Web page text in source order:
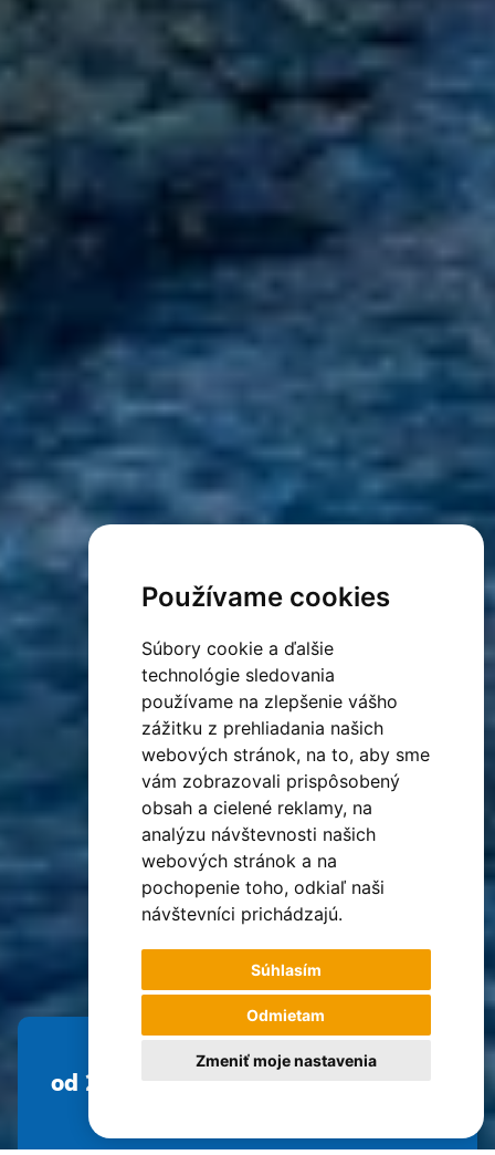
Používame cookies
Súbory cookie a ďalšie
technológie sledovania
používame na zlepšenie vášho
zážitku z prehliadania našich
webových stránok, na to, aby sme
vám zobrazovali prispôsobený
obsah a cielené reklamy, na
analýzu návštevnosti našich
webových stránok a na
pochopenie toho, odkiaľ naši
návštevníci prichádzajú.
Súhlasím
Odmietam
Zmeniť moje nastavenia
od 2 549 €